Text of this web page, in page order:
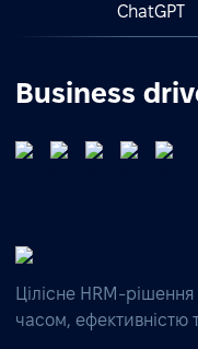
ChatGPT
Business
Цілісне HRM-
часом, ефективністю